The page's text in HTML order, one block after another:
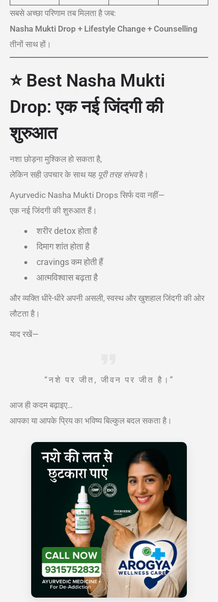
सबसे अच्छा परिणाम तब मिलता है जब:
Nasha Mukti Drop + Lifestyle Change + Counselling
तीनों साथ हों।
⭐ Best Nasha Mukti
Drop: एक नई जिंदगी की
शुरुआत
नशा छोड़ना मुश्किल हो सकता है,
लेकिन सही उपचार के साथ यह पूरी तरह संभवहै।
Ayurvedic Nasha Mukti Drops सिर्फ दवा नहीं—
एक नई जिंदगी की शुरुआत हैं।
शरीर detox होता है
दिमाग शांत होता है
cravings कम होती हैं
आत्मविश्वास बढ़ता है
और व्यक्ति धीरे-धीरे अपनी असली, स्वस्थ और खुशहाल जिंदगी की ओर
लौटता है।
याद रखें—
“नशे पर जीत, जीवन पर जीत है।”
आज ही कदम बढ़ाइए…
आपका या आपके प्रिय का भविष्य बिल्कुल बदल सकता है।